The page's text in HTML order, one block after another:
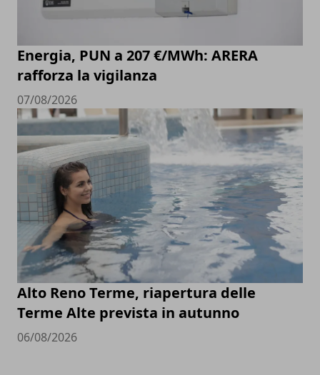
Energia, PUN a 207 €/MWh: ARERA
rafforza la vigilanza
07/08/2026
Alto Reno Terme, riapertura delle
Terme Alte prevista in autunno
06/08/2026